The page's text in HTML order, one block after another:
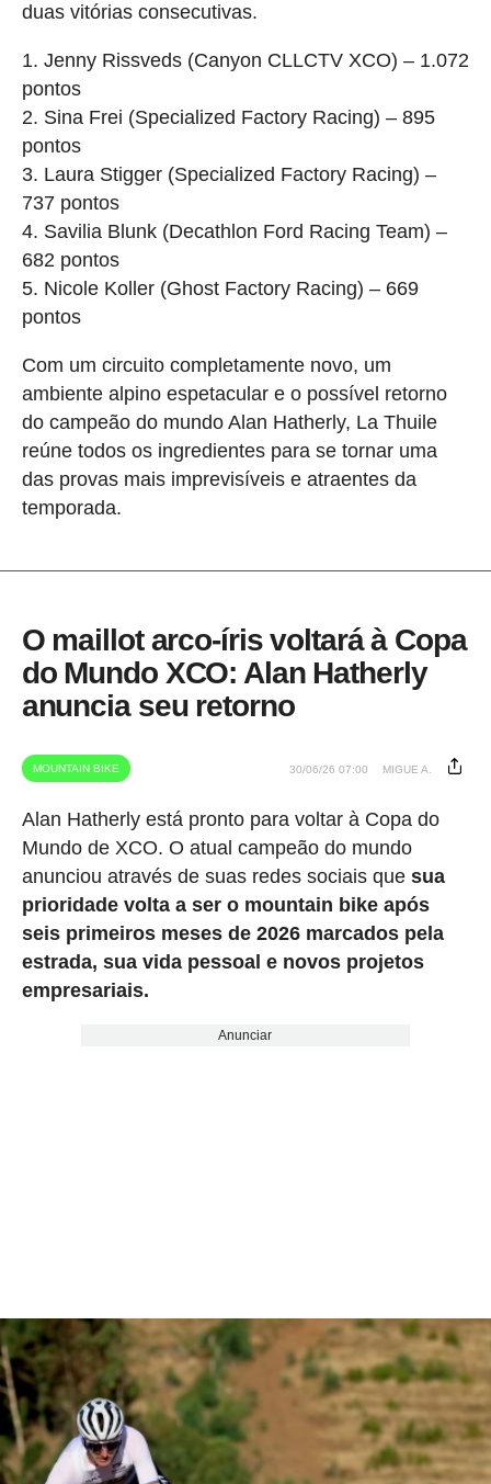
duas vitórias consecutivas.
1. Jenny Rissveds (Canyon CLLCTV XCO) – 1.072
pontos
2. Sina Frei (Specialized Factory Racing) – 895
pontos
3. Laura Stigger (Specialized Factory Racing) –
737 pontos
4. Savilia Blunk (Decathlon Ford Racing Team) –
682 pontos
5. Nicole Koller (Ghost Factory Racing) – 669
pontos
Com um circuito completamente novo, um
ambiente alpino espetacular e o possível retorno
do campeão do mundo Alan Hatherly, La Thuile
reúne todos os ingredientes para se tornar uma
das provas mais imprevisíveis e atraentes da
temporada.
O maillot arco-íris voltará à Copa
do Mundo XCO: Alan Hatherly
anuncia seu retorno
MOUNTAIN BIKE 30/06/26 07:00 MIGUE A.
Alan Hatherly está pronto para voltar à Copa do
Mundo de XCO. O atual campeão do mundo
anunciou através de suas redes sociais que sua
prioridade volta a ser o mountain bike após
seis primeiros meses de 2026 marcados pela
estrada, sua vida pessoal e novos projetos
empresariais.
Anunciar